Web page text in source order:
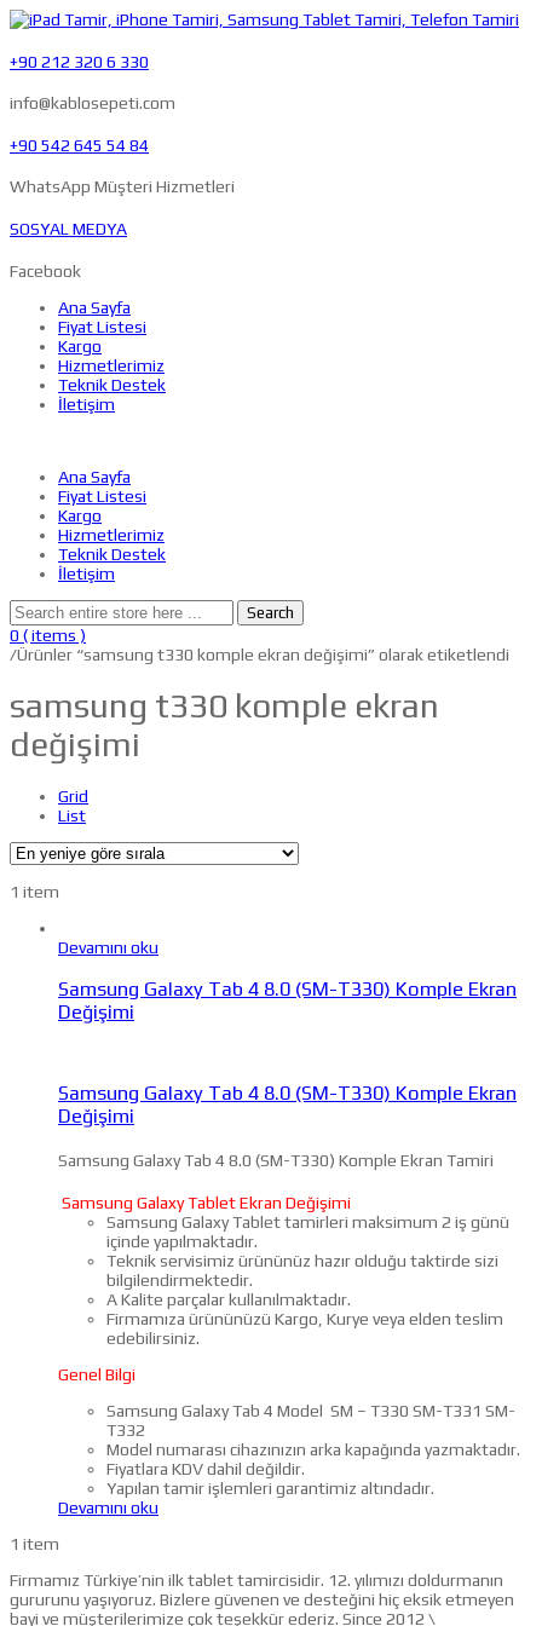
+90 212 320 6 330
info@kablosepeti.com
+90 542 645 54 84
WhatsApp Müşteri Hizmetleri
SOSYAL MEDYA
Facebook
Ana Sayfa
Fiyat Listesi
Kargo
Hizmetlerimiz
Teknik Destek
İletişim
Ana Sayfa
Fiyat Listesi
Kargo
Hizmetlerimiz
Teknik Destek
İletişim
Search
0 ( items )
/Ürünler “samsung t330 komple ekran değişimi” olarak etiketlendi
samsung t330 komple ekran
değişimi
Grid
List
1 item
Devamını oku
Samsung Galaxy Tab 4 8.0 (SM-T330) Komple Ekran
Değişimi
Samsung Galaxy Tab 4 8.0 (SM-T330) Komple Ekran
Değişimi
Samsung Galaxy Tab 4 8.0 (SM-T330) Komple Ekran Tamiri
Samsung Galaxy Tablet Ekran Değişimi
Samsung Galaxy Tablet tamirleri maksimum 2 iş günü
içinde yapılmaktadır.
Teknik servisimiz ürününüz hazır olduğu taktirde sizi
bilgilendirmektedir.
A Kalite parçalar kullanılmaktadır.
Firmamıza ürününüzü Kargo, Kurye veya elden teslim
edebilirsiniz.
Genel Bilgi
Samsung Galaxy Tab 4 Model SM – T330 SM-T331 SM-
T332
Model numarası cihazınızın arka kapağında yazmaktadır.
Fiyatlara KDV dahil değildir.
Yapılan tamir işlemleri garantimiz altındadır.
Devamını oku
1 item
Firmamız Türkiye’nin ilk tablet tamircisidir. 12. yılımızı doldurmanın
gururunu yaşıyoruz. Bizlere güvenen ve desteğini hiç eksik etmeyen
bayi ve müşterilerimize çok teşekkür ederiz. Since 2012 \